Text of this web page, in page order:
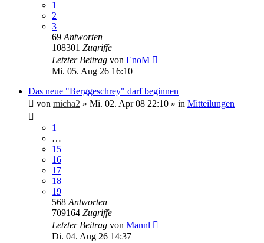
1
2
3
69 Antworten
108301 Zugriffe
Letzter Beitrag von EnoM
Mi. 05. Aug 26 16:10
Das neue "Berggeschrey" darf beginnen
von micha2 » Mi. 02. Apr 08 22:10 » in Mitteilungen
1
…
15
16
17
18
19
568 Antworten
709164 Zugriffe
Letzter Beitrag von Mannl
Di. 04. Aug 26 14:37